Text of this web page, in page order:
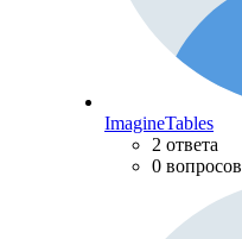
ImagineTables
2 ответа
0 вопросов